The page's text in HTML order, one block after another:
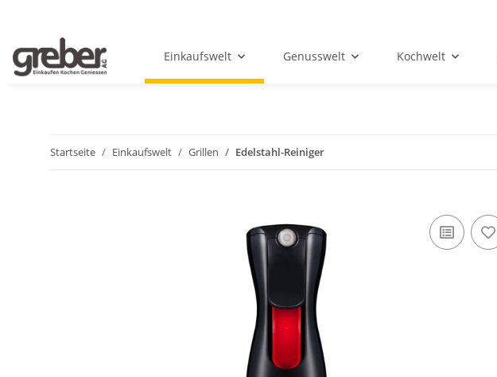
Einkaufswelt Genusswelt Kochwelt
Startseite Einkaufswelt Grillen Edelstahl-Reiniger